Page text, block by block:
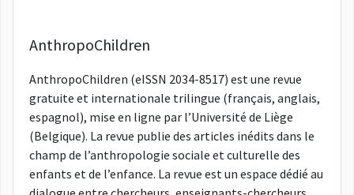
AnthropoChildren
AnthropoChildren (eISSN 2034-8517) est une revue
gratuite et internationale trilingue (français, anglais,
espagnol), mise en ligne par l’Université de Liège
(Belgique). La revue publie des articles inédits dans le
champ de l’anthropologie sociale et culturelle des
enfants et de l’enfance. La revue est un espace dédié au